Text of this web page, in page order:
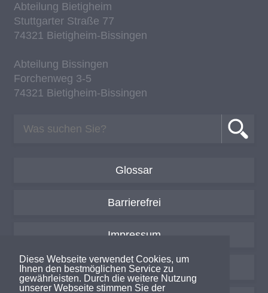
Diese Webseite verwendet Cookies, um
Ihnen den bestmöglichen Service zu
gewährleisten. Durch die weitere Nutzung
unserer Webseite stimmen Sie der
Ab­tei­lung Bie­tig­heim
Stutt­gar­ter Stra­ße 77
74321 Bie­tig­heim-Bis­sin­gen
Ab­tei­lung Bis­sin­gen
For­chen­weg 3-5
74321 Bie­tig­heim-Bis­sin­gen
Glossar
Barrierefrei
Impressum
Datenschutzerklärung